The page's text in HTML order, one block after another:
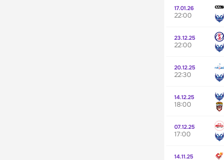
17.01.26
22:00
23.12.25
22:00
20.12.25
22:30
14.12.25
18:00
07.12.25
17:00
14.11.25